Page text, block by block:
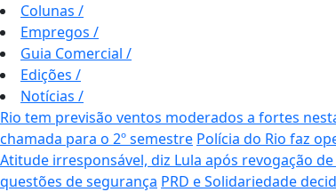
Colunas /
Empregos /
Guia Comercial /
Edições /
Notícias /
Rio tem previsão ventos moderados a fortes
chamada para o 2º semestre Polícia do Rio faz
Atitude irresponsável, diz Lula após revogação
questões de segurança PRD e Solidariedade